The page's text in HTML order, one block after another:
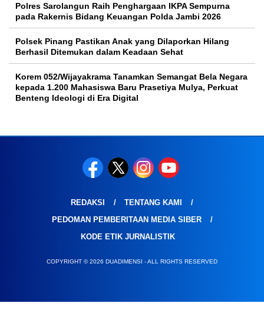
Polres Sarolangun Raih Penghargaan IKPA Sempurna
pada Rakernis Bidang Keuangan Polda Jambi 2026
Polsek Pinang Pastikan Anak yang Dilaporkan Hilang
Berhasil Ditemukan dalam Keadaan Sehat
Korem 052/Wijayakrama Tanamkan Semangat Bela Negara
kepada 1.200 Mahasiswa Baru Prasetiya Mulya, Perkuat
Benteng Ideologi di Era Digital
REDAKSI
TENTANG KAMI
PEDOMAN PEMBERITAAN MEDIA SIBER
KODE ETIK JURNALISTIK
COPYRIGHT © 2026 DUADIMENSI - ALL RIGHTS RESERVED